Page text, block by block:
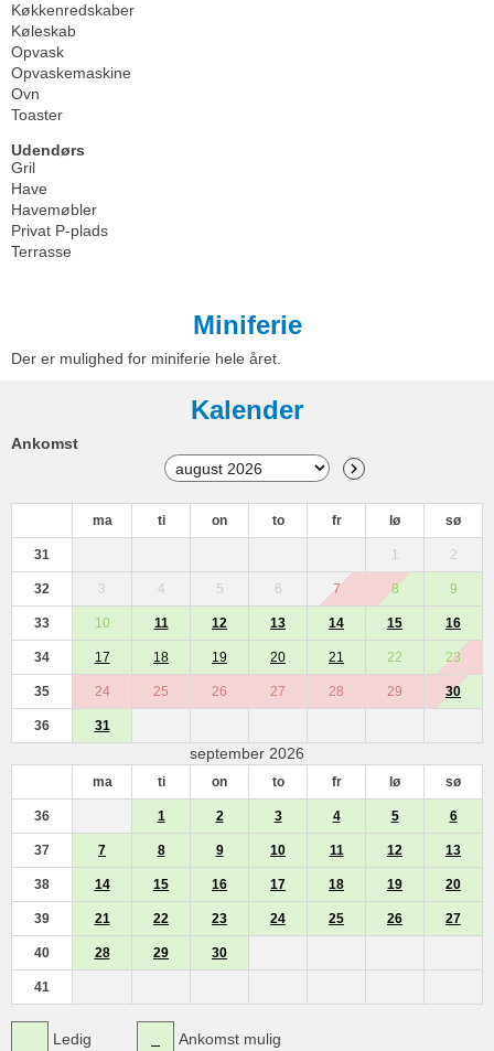
Køkkenredskaber
Køleskab
Opvask
Opvaskemaskine
Ovn
Toaster
Udendørs
Gril
Have
Havemøbler
Privat P-plads
Terrasse
Miniferie
Der er mulighed for miniferie hele året.
Kalender
Ankomst
ma ti on to fr lø sø
31 1 2
32 3 4 5 6 7 8 9
33 10 11 12 13 14 15 16
34 17 18 19 20 21 22 23
35 24 25 26 27 28 29 30
36 31
september 2026
ma ti on to fr lø sø
36 1 2 3 4 5 6
37 7 8 9 10 11 12 13
38 14 15 16 17 18 19 20
39 21 22 23 24 25 26 27
40 28 29 30
41
Ledig Ankomst mulig